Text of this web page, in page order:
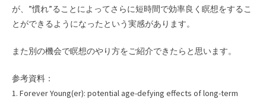
が、”慣れ”ることによってさらに短時間で効率良く瞑想をするこ
とができるようになったという実感があります。
また別の機会で瞑想のやり方をご紹介できたらと思います。
参考資料：
1. Forever Young(er): potential age-defying effects of long-term